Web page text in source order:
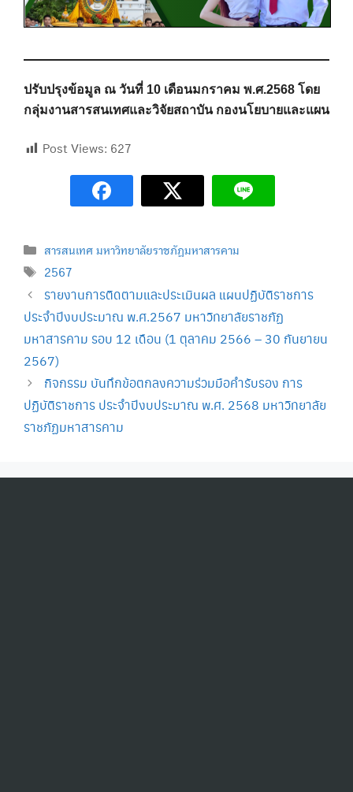
ปรับปรุงข้อมูล ณ วันที่ 10 เดือนมกราคม พ.ศ.2568 โดย
กลุ่มงานสารสนเทศและวิจัยสถาบัน กองนโยบายและแผน
Post Views: 627
Categories
สารสนเทศ มหาวิทยาลัยราชภัฏมหาสารคาม
Tags
2567
รายงานการติดตามและประเมินผล แผนปฏิบัติราชการ
ประจำปีงบประมาณ พ.ศ.2567 มหาวิทยาลัยราชภัฏ
มหาสารคาม รอบ 12 เดือน (1 ตุลาคม 2566 – 30 กันยายน
2567)
กิจกรรม บันทึกข้อตกลงความร่วมมือคำรับรอง การ
ปฏิบัติราชการ ประจำปีงบประมาณ พ.ศ. 2568 มหาวิทยาลัย
ราชภัฏมหาสารคาม